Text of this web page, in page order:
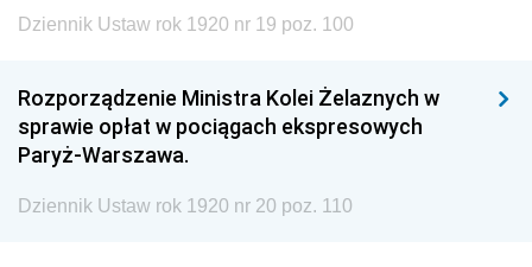
Dziennik Ustaw rok 1920 nr 19 poz. 100
Rozporządzenie Ministra Kolei Żelaznych w
sprawie opłat w pociągach ekspresowych
Paryż-Warszawa.
Dziennik Ustaw rok 1920 nr 20 poz. 110